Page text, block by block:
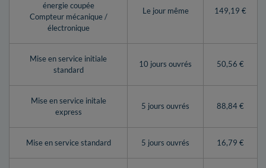
énergie coupée
Compteur mécanique /
électronique
Le jour même 149,19 €
Mise en service initiale
standard
10 jours ouvrés 50,56 €
Mise en service initale
express
5 jours ouvrés 88,84 €
Mise en service standard 5 jours ouvrés 16,79 €